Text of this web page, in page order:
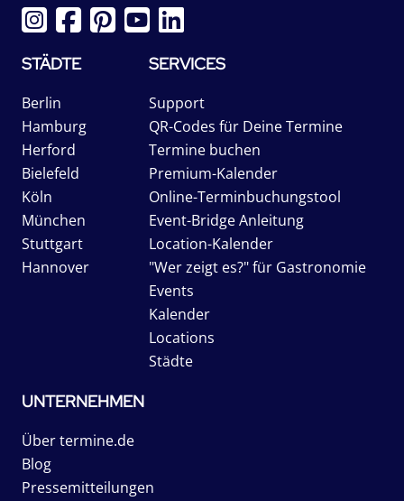
STÄDTE
Berlin
Hamburg
Herford
Bielefeld
Köln
München
Stuttgart
Hannover
SERVICES
Support
QR-Codes für Deine Termine
Termine buchen
Premium-Kalender
Online-Terminbuchungstool
Event-Bridge Anleitung
Location-Kalender
"Wer zeigt es?" für Gastronomie
Events
Kalender
Locations
Städte
UNTERNEHMEN
Über termine.de
Blog
Pressemitteilungen